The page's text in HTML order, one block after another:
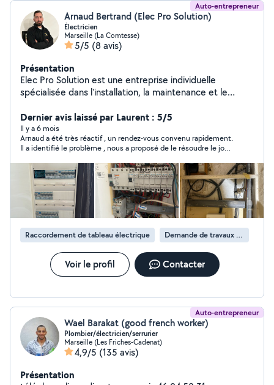
Auto-entrepreneur
Arnaud Bertrand (Elec Pro Solution)
Électricien
Marseille (La Comtesse)
5/5 (8 avis)
Présentation
Elec Pro Solution est une entreprise individuelle
spécialisée dans l'installation, la maintenance et le
entreprises. Basée à Marseille, je vous offre des
services de haute qualité, toujours conformes aux
normes de sécurité. Premier rendez-vous et
déplacement gratuits, ainsi que devis sans engagement
! J'interviens rapidement pour l'installation de bornes de
recharge, le dépannage d'urgence, ou tout autre besoin
en électricité générale. Contactez-moi dès maintenant
pour un devis gratuit !
Dernier avis laissé par Laurent : 5/5
Il y a 6 mois
Arnaud a été très réactif , un rendez-vous convenu rapidement.
Il a identifié le problème , nous a proposé de le résoudre le jour
Raccordement de tableau électrique Demande de travaux d’électricité
Voir le profil Contacter
Auto-entrepreneur
Wael Barakat (good french worker)
Plombier/électricien/serrurier
Marseille (Les Friches-Cadenat)
4,9/5 (135 avis)
Présentation